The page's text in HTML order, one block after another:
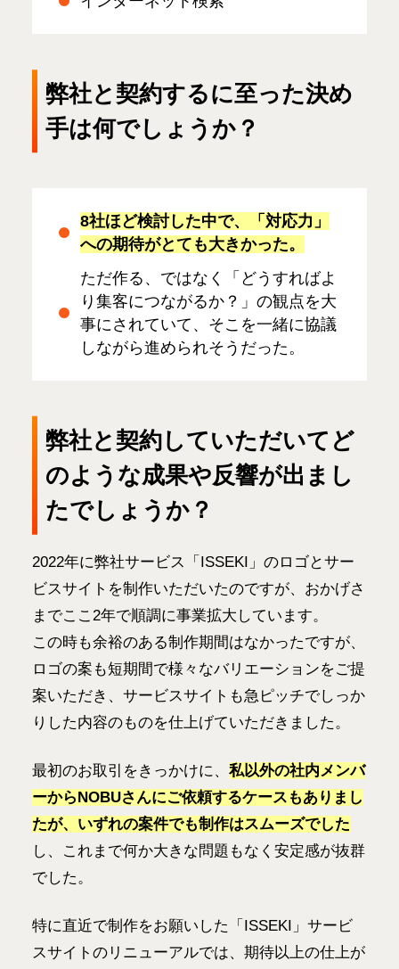
弊社と契約するに至った決め
手は何でしょうか？
8社ほど検討した中で、「対応力」
への期待がとても大きかった。
ただ作る、ではなく「どうすればよ
り集客につながるか？」の観点を大
事にされていて、そこを一緒に協議
しながら進められそうだった。
弊社と契約していただいてど
のような成果や反響が出まし
たでしょうか？
2022年に弊社サービス「ISSEKI」のロゴとサー
ビスサイトを制作いただいたのですが、おかげさ
までここ2年で順調に事業拡大しています。
この時も余裕のある制作期間はなかったですが、
ロゴの案も短期間で様々なバリエーションをご提
案いただき、サービスサイトも急ピッチでしっか
りした内容のものを仕上げていただきました。
最初のお取引をきっかけに、 私以外の社内メンバ
ーからNOBUさんにご依頼するケースもありまし
たが、いずれの案件でも制作はスムーズでした
し、これまで何か大きな問題もなく安定感が抜群
でした。
特に直近で制作をお願いした「ISSEKI」サービ
スサイトのリニューアルでは、期待以上の仕上が